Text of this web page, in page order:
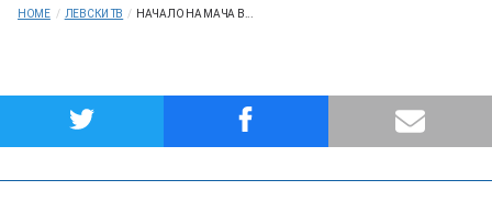
HOME / ЛЕВСКИ ТВ / НАЧАЛО НА МАЧА В...